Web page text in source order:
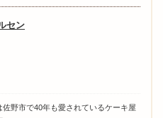
セン
佐野市で40年も愛されているケーキ屋